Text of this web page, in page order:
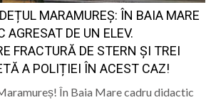
MARAMUREȘ: ÎN BAIA MARE
AGRESAT DE UN ELEV.
FRACTURĂ DE STERN ȘI TREI
A POLIȚIEI ÎN ACEST CAZ!
În Baia Mare cadru didactic